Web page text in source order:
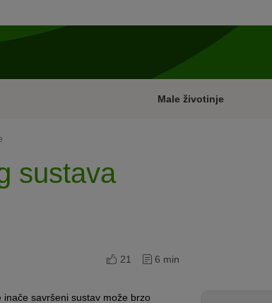
Male životinje
sustava
21 6 min
savršeni sustav može brzo